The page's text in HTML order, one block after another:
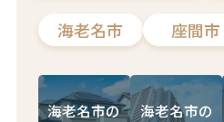
私たちは茨木さんにお
たです！！
そして購入して終わり
た。
ており、不安なことを
相談するとすぐに対応
また
よろ
海老名市 座間市
海老名市の
海老名市の